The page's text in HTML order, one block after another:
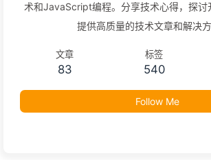
术和JavaScript编程。分享技术心得，探讨
提供高质量的技术文章和解决方
文章
83
标签
540
Follow Me